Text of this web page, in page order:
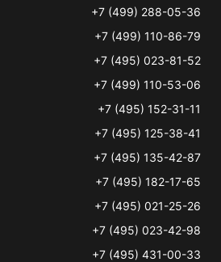
+7 (499) 288-05-36
+7 (499) 110-86-79
+7 (495) 023-81-52
+7 (499) 110-53-06
+7 (495) 152-31-11
+7 (495) 125-38-41
+7 (495) 135-42-87
+7 (495) 182-17-65
+7 (495) 021-25-26
+7 (495) 023-42-98
+7 (495) 431-00-33